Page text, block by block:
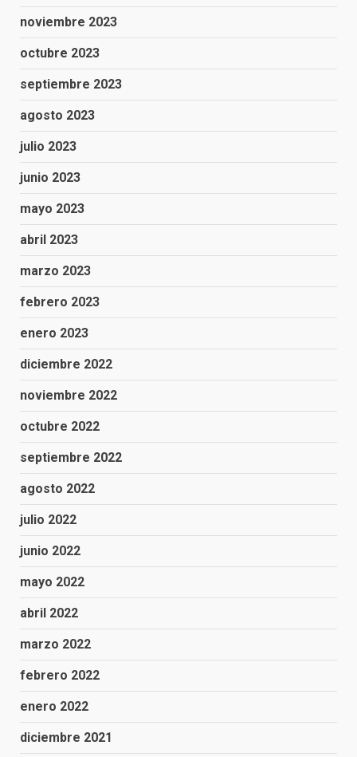
noviembre 2023
octubre 2023
septiembre 2023
agosto 2023
julio 2023
junio 2023
mayo 2023
abril 2023
marzo 2023
febrero 2023
enero 2023
diciembre 2022
noviembre 2022
octubre 2022
septiembre 2022
agosto 2022
julio 2022
junio 2022
mayo 2022
abril 2022
marzo 2022
febrero 2022
enero 2022
diciembre 2021